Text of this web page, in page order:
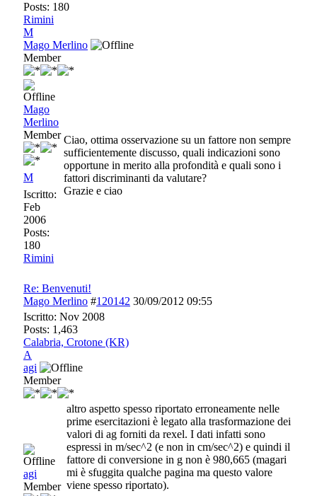
Posts: 180
Rimini
M
Mago Merlino
Member
Mago
Merlino
Member
M
Iscritto:
Feb
2006
Posts:
180
Rimini
Ciao, ottima osservazione su un fattore non sempre
sufficientemente discusso, quali indicazioni sono
opportune in merito alla profondità e quali sono i
fattori discriminanti da valutare?
Grazie e ciao
Re: Benvenuti!
Mago Merlino #120142 30/09/2012 09:55
Iscritto: Nov 2008
Posts: 1,463
Calabria, Crotone (KR)
A
agi
Member
agi
Member
altro aspetto spesso riportato erroneamente nelle
prime esercitazioni è legato alla trasformazione dei
valori di ag forniti da rexel. I dati infatti sono
espressi in m/sec^2 (e non in cm/sec^2) e quindi il
fattore di conversione in g non è 980,665 (magari
mi è sfuggita qualche pagina ma questo valore
viene spesso riportato).